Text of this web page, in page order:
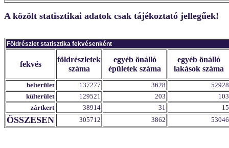
A közölt statisztikai adatok csak tájékoztató jellegűek!
Földrészlet statisztika fekvésenként
fekvés
földrészletek
száma
egyéb önálló
épületek száma
egyéb önálló
lakások száma
belterület 137277 3628
52928
külterület
129521 203
103
zártkert
38914 31 15
ÖSSZESEN 305712 3862 53046